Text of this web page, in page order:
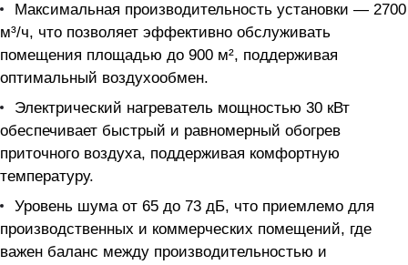
Максимальная производительность установки — 2700
м³/ч, что позволяет эффективно обслуживать
помещения площадью до 900 м², поддерживая
оптимальный воздухообмен.
Электрический нагреватель мощностью 30 кВт
обеспечивает быстрый и равномерный обогрев
приточного воздуха, поддерживая комфортную
температуру.
Уровень шума от 65 до 73 дБ, что приемлемо для
производственных и коммерческих помещений, где
важен баланс между производительностью и